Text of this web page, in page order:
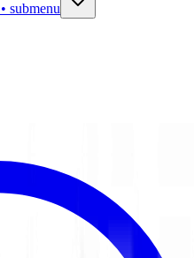
submenu